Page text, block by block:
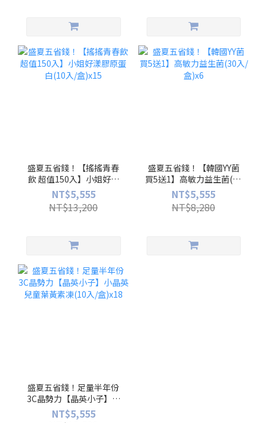
盛夏五省錢！【搖搖青春
飲 超值150入】小姐好漾
膠原蛋白(10入/盒)x15
NT$5,555
NT$13,200
盛夏五省錢！【韓國YY菌
買5送1】高敏力益生菌(30
入/盒)x6
NT$5,555
NT$8,280
盛夏五省錢！足量半年份
3C晶勢力【晶英小子】小
晶英兒童葉黃素凍(10入/
NT$5,555